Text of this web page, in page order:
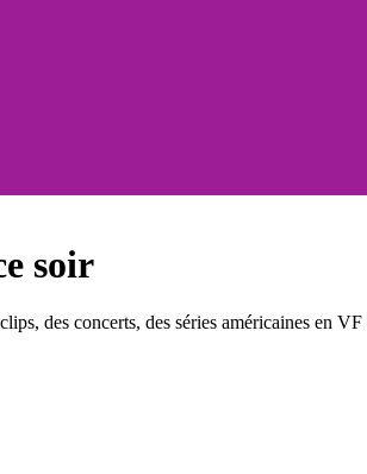
soir
des concerts, des séries américaines en